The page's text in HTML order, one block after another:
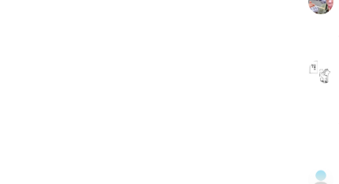
选自
选
背
-《